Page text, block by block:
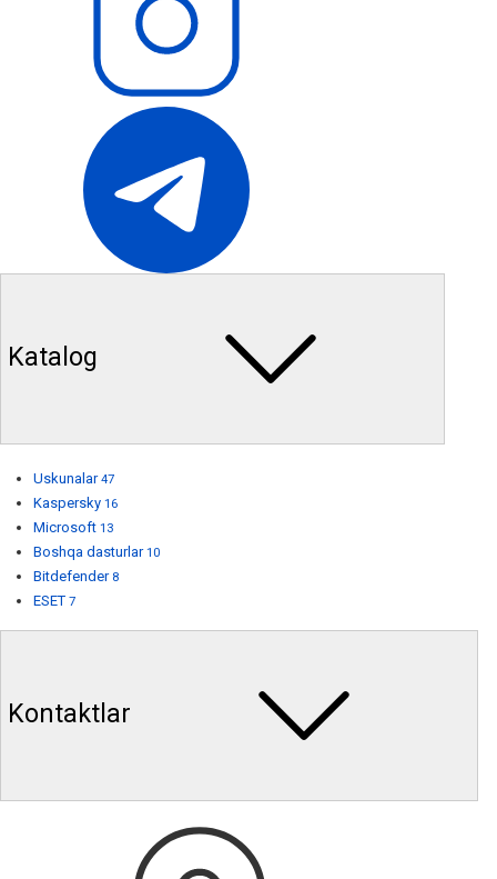
Katalog
Uskunalar 47
Kaspersky 16
Microsoft 13
Boshqa dasturlar 10
Bitdefender 8
ESET 7
Kontaktlar